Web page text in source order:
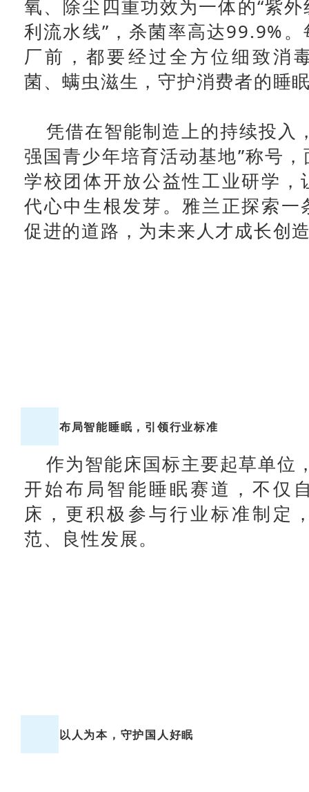
氧、除尘四重功效为一体的“紫
利流水线”，杀菌率高达99.9%
厂前，都要经过全方位细致消
菌、螨虫滋生，守护消费者的睡
凭借在智能制造上的持续投入
强国青少年培育活动基地”称号
学校团体开放公益性工业研学，
代心中生根发芽。雅兰正探索一
促进的道路，为未来人才成长创
布局智能睡眠，引领行业标准
作为智能床国标主要起草单位
开始布局智能睡眠赛道，不仅
床，更积极参与行业标准制定
范、良性发展。
以人为本，守护国人好眠